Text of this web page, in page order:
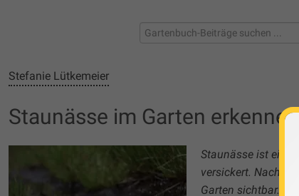
Stefanie Lütkemeier
Staunässe im Garten
Staunässe ist ein
versickert. Nach
Garten sichtbar.